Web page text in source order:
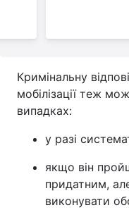
Кримінальну
мобілізації теж
випадках:
у разі
якщо він
придатним,
виконувати